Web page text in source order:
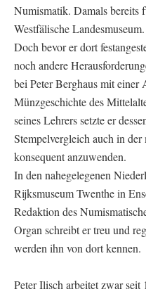
Numismatik. Damals bereits
Westfälische Landesmuseum.
Doch bevor er dort
noch andere
bei Peter Berghaus mit einer
Münzgeschichte des
seines Lehrers setzte er
Stempelvergleich auch in
konsequent anzuwenden.
In den nahegelegenen
Rijksmuseum Twenthe in
Redaktion des
Organ schreibt er treu und
werden ihn von dort kennen.
Peter Ilisch arbeitet zwar seit